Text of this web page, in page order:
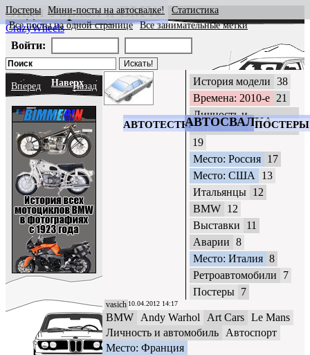
CrazyWheels
АВТОТЕСТЫАВТОСВАЛКАПОСТЕРЫ
Постеры Мини-посты на автосвалке!
Статистика
Все посты на одной странице
Все занимательные метки
Войти:
Вперед НаверхНазад История модели 38
Времена: 2010-е 21
Личность и
автомобиль
19
Место: Россия 17
Место: США
13
Итальянцы 12
BMW 12
Выставки
11
Аварии 8
Место: Италия 8
Ретроавтомобили
7
Постеры 7
vasich 10.04.2012 14:17
BMW Andy Warhol Art Cars Le Mans
Личность и автомобиль
Автоспорт
Место: Франция
Энди Уорхол и BMW